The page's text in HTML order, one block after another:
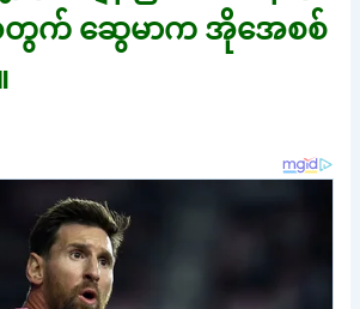
တွက် ဆွေမာက အိုအေစစ်